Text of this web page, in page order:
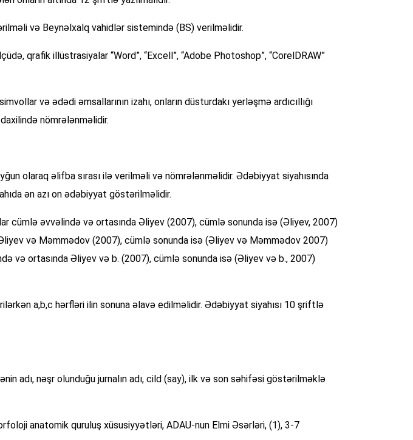
və Beynəlxalq vahidlər sistemində (BS) verilməlidir.
qrafik illüstrasiyalar “Word”, “Excell”, “Adobe Photoshop”, “CorelDRAW”
və ədədi əmsallarının izahı, onların düsturdakı yerləşmə ardıcıllığı
nömrələnməlidir.
olaraq əlifba sırası ilə verilməli və nömrələnməlidir. Ədəbiyyat siyahısında
ən azı on ədəbiyyat göstərilməlidir.
cümlə əvvəlində və ortasında Əliyev (2007), cümlə sonunda isə (Əliyev, 2007)
və Məmmədov (2007), cümlə sonunda isə (Əliyev və Məmmədov 2007)
və ortasında Əliyev və b. (2007), cümlə sonunda isə (Əliyev və b., 2007)
a,b,c hərfləri ilin sonuna əlavə edilməlidir. Ədəbiyyat siyahısı 10 şriftlə
adı, nəşr olunduğu jurnalın adı, cild (say), ilk və son səhifəsi göstərilməklə
anatomik quruluş xüsusiyyətləri, ADAU-nun Elmi Əsərləri, (1), 3-7